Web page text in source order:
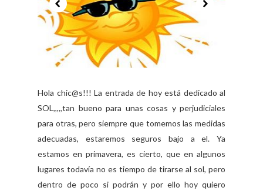
Hola chic@s!!! La entrada de hoy está dedicado al
SOL,,,,,tan bueno para unas cosas y perjudiciales
para otras, pero siempre que tomemos las medidas
adecuadas, estaremos seguros bajo a el. Ya
estamos en primavera, es cierto, que en algunos
lugares todavía no es tiempo de tirarse al sol, pero
dentro de poco si podrán y por ello hoy quiero